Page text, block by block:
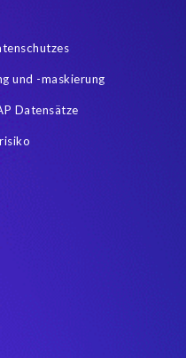
und -maskierung
Datensätze